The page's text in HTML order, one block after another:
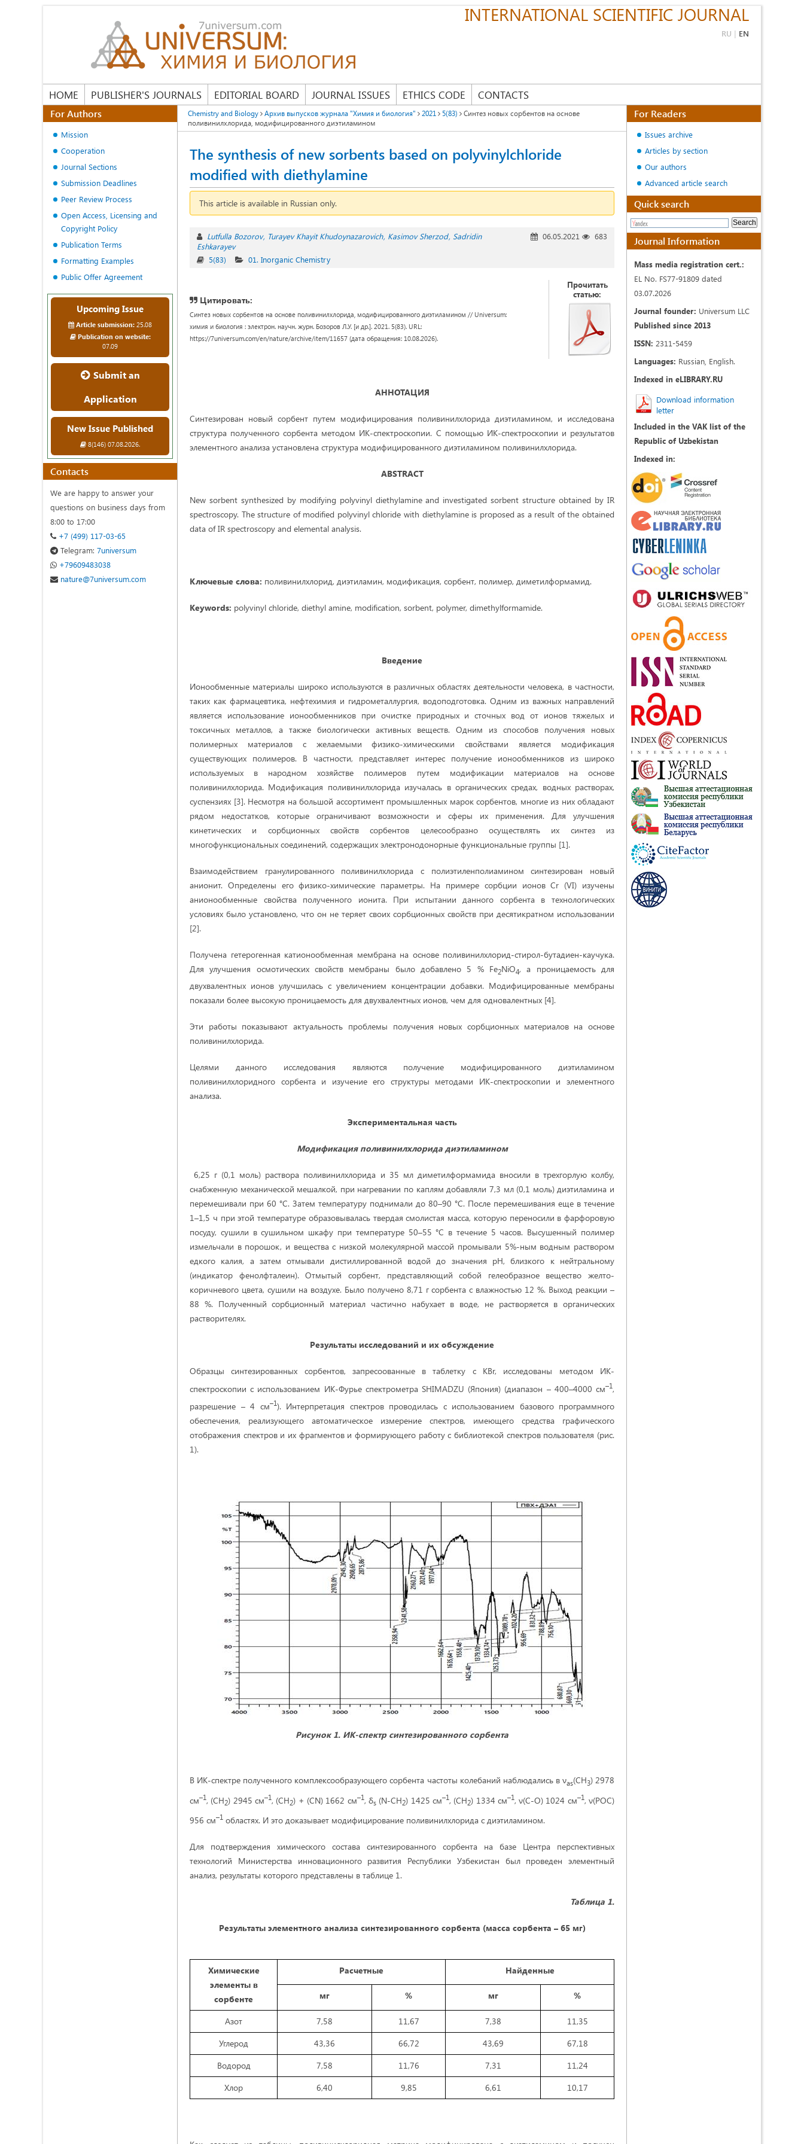
INTERNATIONAL SCIENTIFIC JOURNAL
RU | EN
HOME PUBLISHER'S JOURNALS EDITORIAL BOARD JOURNAL ISSUES ETHICS CODE CONTACTS
Chemistry and Biology Архив выпусков журнала "Химия и биология" 2021 5(83)
Синтез новых сорбентов на основе
поливинилхлорида, модифицированного диэтиламином
The synthesis of new sorbents based on polyvinylchloride
modified with diethylamine
This article is available in Russian only.
Lutfulla Bozorov Turayev Khayit Khudoynazarovich Kasimov Sherzod Sadridin
Eshkarayev
06.05.2021 683
5(83) 01. Inorganic Chemistry
Цитировать:
Синтез новых сорбентов на основе поливинилхлорида, модифицированного диэтиламином // Universum:
химия и биология : электрон. научн. журн. Бозоров Л.У. [и др.]. 2021. 5(83). URL:
https://7universum.com/en/nature/archive/item/11657 (дата обращения: 10.08.2026).
Прочитать
статью:
АННОТАЦИЯ
Синтезирован новый сорбент путем модифицирования поливинилхлорида диэтиламином, и исследована
структура полученного сорбента методом ИК-спектроскопии. С помощью ИК-спектроскопии и результатов
элементного анализа установлена структура модифицированного диэтиламином поливинилхлорида.
ABSTRACT
New sorbent synthesized by modifying polyvinyl diethylamine and investigated sorbent structure obtained by IR
spectroscopy. The structure of modified polyvinyl chloride with diethylamine is proposed as a result of the obtained
data of IR spectroscopy and elemental analysis.
Ключевые слова: поливинилхлорид, диэтиламин, модификация, сорбент, полимер, диметилформамид.
Keywords: polyvinyl chloride, diethyl amine, modification, sorbent, polymer, dimethylformamide.
Введение
Ионообменные материалы широко используются в различных областях деятельности человека, в частности,
таких как фармацевтика, нефтехимия и гидрометаллургия, водоподготовка. Одним из важных направлений
является использование ионообменников при очистке природных и сточных вод от ионов тяжелых и
токсичных металлов, а также биологически активных веществ. Одним из способов получения новых
полимерных материалов с желаемыми физико-химическими свойствами является модификация
существующих полимеров. В частности, представляет интерес получение ионообменников из широко
используемых в народном хозяйстве полимеров путем модификации материалов на основе
поливинилхлорида. Модификация поливинилхлорида изучалась в органических средах, водных растворах,
суспензиях [3]. Несмотря на большой ассортимент промышленных марок сорбентов, многие из них обладают
рядом недостатков, которые ограничивают возможности и сферы их применения. Для улучшения
кинетических и сорбционных свойств сорбентов целесообразно осуществлять их синтез из
многофункциональных соединений, содержащих электронодонорные функциональные группы [1].
Взаимодействием гранулированного поливинилхлорида с полиэтиленполиамином синтезирован новый
анионит. Определены его физико-химические параметры. На примере сорбции ионов Cr (VI) изучены
анионообменные свойства полученного ионита. При испытании данного сорбента в технологических
условиях было установлено, что он не теряет своих сорбционных свойств при десятикратном использовании
[2].
Получена гетерогенная катионообменная мембрана на основе поливинилхлорид-стирол-бутадиен-каучука.
Для улучшения осмотических свойств мембраны было добавлено 5 % Fe2NiO4, а проницаемость для
двухвалентных ионов улучшилась с увеличением концентрации добавки. Модифицированные мембраны
показали более высокую проницаемость для двухвалентных ионов, чем для одновалентных [4].
Эти работы показывают актуальность проблемы получения новых сорбционных материалов на основе
поливинилхлорида.
Целями данного исследования являются получение модифицированного диэтиламином
поливинилхлоридного сорбента и изучение его структуры методами ИК-спектроскопии и элементного
анализа.
Экспериментальная часть
Модификация поливинилхлорида диэтиламином
6,25 г (0,1 моль) раствора поливинилхлорида и 35 мл диметилформамида вносили в трехгорлую колбу,
снабженную механической мешалкой, при нагревании по каплям добавляли 7,3 мл (0,1 моль) диэтиламина и
перемешивали при 60 °C. Затем температуру поднимали до 80–90 °C. После перемешивания еще в течение
1–1,5 ч при этой температуре образовывалась твердая смолистая масса, которую переносили в фарфоровую
посуду, сушили в сушильном шкафу при температуре 50–55 °C в течение 5 часов. Высушенный полимер
измельчали ​​в порошок, и вещества с низкой молекулярной массой промывали 5%-ным водным раствором
едкого калия, а затем отмывали дистиллированной водой до значения pH, близкого к нейтральному
(индикатор фенолфталеин). Отмытый сорбент, представляющий собой гелеобразное вещество желто-
коричневого цвета, сушили на воздухе. Было получено 8,71 г сорбента с влажностью 12 %. Выход реакции –
88 %. Полученный сорбционный материал частично набухает в воде, не растворяется в органических
растворителях.
Результаты исследований и их обсуждение
Образцы синтезированных сорбентов, запресоованные в таблетку с KBr, исследованы методом ИК-
спектроскопии с использованием ИК-Фурье спектрометра SHIMADZU (Япония) (диапазон – 400–4000 см–1,
разрешение – 4 см–1). Интерпретация спектров проводилась с использованием базового программного
обеспечения, реализующего автоматическое измерение спектров, имеющего средства графического
отображения спектров и их фрагментов и формирующего работу с библиотекой спектров пользователя (рис.
1).
Рисунок 1. ИК-спектр синтезированного сорбента
В ИК-спектре полученного комплексообразующего сорбента частоты колебаний наблюдались в νas(CH3) 2978
см–1, (CH2) 2945 см–1, (CH2) + (СN) 1662 см–1, δs(N-CH2) 1425 см–1, (CH2) 1334 см–1, ν(C-O) 1024 см–1, ν(PОС)
956 см–1 областях. И это доказывает модифицирование поливинилхлорида с диэтиламином.
Для подтверждения химического состава синтезированного сорбента на базе Центра перспективных
технологий Министерства инновационного развития Республики Узбекистан был проведен элементный
анализ, результаты которого представлены в таблице 1.
Таблица 1.
Результаты элементного анализа синтезированного сорбента (масса сорбента – 65 мг)
Химические
элементы в
сорбенте
Расчетные Найденные
мг % мг %
Азот 7,58 11,67 7,38
11,35
Углерод
43,36 66,72 43,69
67,18
Водород
7,58 11,76 7,31
11,24
Хлор
6,40 9,85 6,61 10,17
For Authors
Mission
Cooperation
Journal Sections
Submission Deadlines
Peer Review Process
Open Access, Licensing and
Copyright Policy
Publication Terms
Formatting Examples
Public Offer Agreement
Upcoming Issue
Article submission: 25.08
Publication on website:
07.09
Submit an
Application
New Issue Published
8(146) 07.08.2026.
Contacts
We are happy to answer your
questions on business days from
8:00 to 17:00
+7 (499) 117-03-65
Telegram: 7universum
+79609483038
nature@7universum.com
For Readers
Issues archive
Articles by section
Our authors
Advanced article search
Quick search
Journal Information
Mass media registration cert.:
EL No. FS77-91809 dated
03.07.2026
Journal founder: Universum LLC
Published since 2013
ISSN: 2311-5459
Languages: Russian, English.
Indexed in eLIBRARY.RU
Download information
letter
Included in the VAK list of the
Republic of Uzbekistan
Indexed in: